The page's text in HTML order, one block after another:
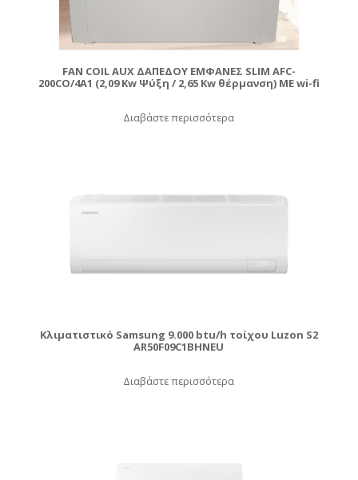
FAN COIL AUX ΔΑΠΕΔΟΥ ΕΜΦΑΝΕΣ SLIM AFC-
200CO/4A1 (2,09 Kw Ψύξη / 2,65 Kw θέρμανση) ME wi-fi
Διαβάστε περισσότερα
Κλιματιστικό Samsung 9.000 btu/h τοίχου Luzon S2
AR50F09C1BHNEU
Διαβάστε περισσότερα